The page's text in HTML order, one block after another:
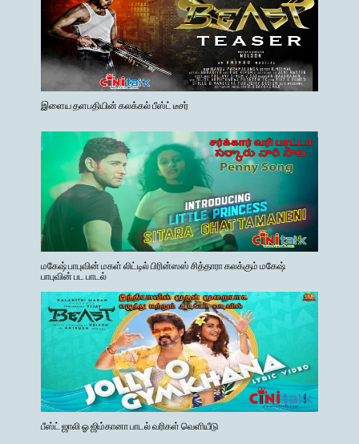
இளைய தளபதியின் கலக்கல் பீஸ்ட் டீசர்
மகேஷ் பாபுவின் மகள் லிட்டில் பிரின்ஸஸ் சித்தாரா கலக்கும் மகேஷ்
பாபுவின் பட பாடல்
பீஸ்ட் ஜாலி ஓ ஜிம்கானா பாடல் வரிகள் வெளியீடு